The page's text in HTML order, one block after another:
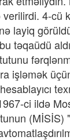
verilirdi. 4-cü
layiq
təqaüdü
işləmək
ci ildə
(MİSİS)